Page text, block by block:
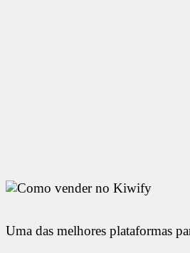
Uma das melhores plataformas